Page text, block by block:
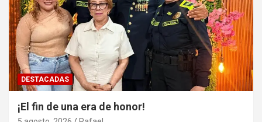
DESTACADAS
¡El fin de una era de honor!